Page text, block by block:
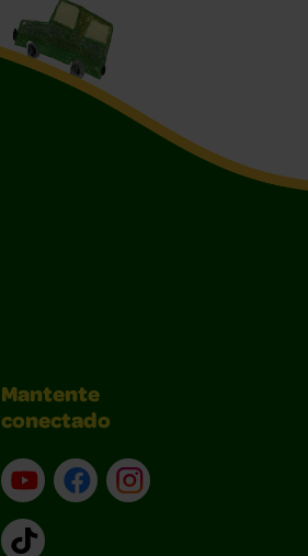
Mantente
conectado
YouTube (en inglés)
Facebook (en inglés)
Instagram (en
TikTok